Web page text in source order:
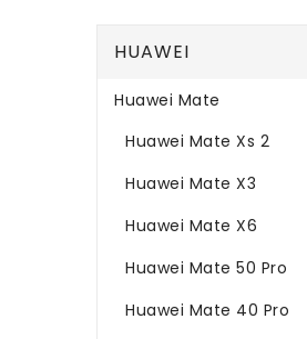
HUAWEI
Huawei Mate
Huawei Mate Xs 2
Huawei Mate X3
Huawei Mate X6
Huawei Mate 50 Pro
Huawei Mate 40 Pro